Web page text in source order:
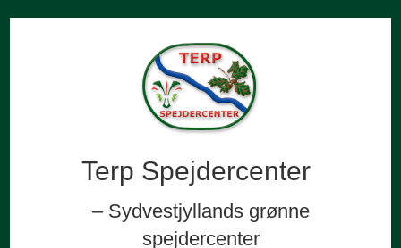
Terp Spejdercenter
– Sydvestjyllands grønne
spejdercenter